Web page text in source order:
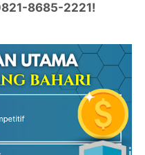
8685-2221!